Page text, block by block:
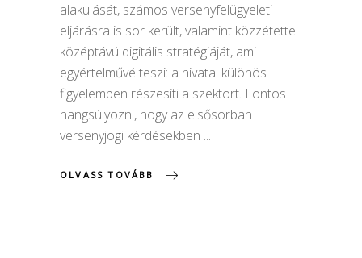
alakulását, számos versenyfelügyeleti
eljárásra is sor került, valamint közzétette
középtávú digitális stratégiáját, ami
egyértelművé teszi: a hivatal különös
figyelemben részesíti a szektort. Fontos
hangsúlyozni, hogy az elsősorban
versenyjogi kérdésekben
OLVASS TOVÁBB